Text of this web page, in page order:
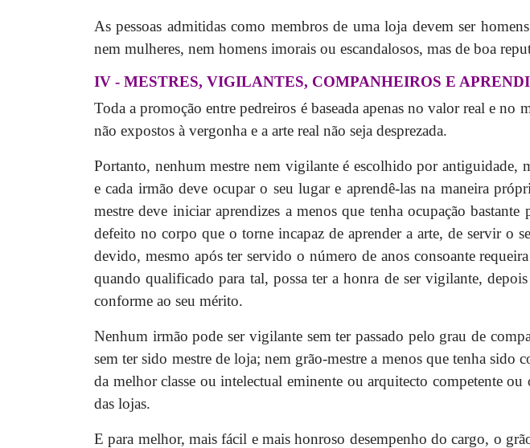
As pessoas admitidas como membros de uma loja devem ser
nem mulheres, nem homens imorais ou escandalosos, mas de boa
IV - MESTRES, VIGILANTES, COMPANHEIROS E
Toda a promoção entre pedreiros é baseada apenas no valor real e
não expostos à vergonha e a arte real não seja desprezada.
Portanto, nenhum mestre nem vigilante é escolhido por antiguidade,
e cada irmão deve ocupar o seu lugar e aprendê-las na maneira
mestre deve iniciar aprendizes a menos que tenha ocupação
defeito no corpo que o torne incapaz de aprender a arte, de servir o
devido, mesmo após ter servido o número de anos consoante
quando qualificado para tal, possa ter a honra de ser vigilante,
conforme ao seu mérito.
Nenhum irmão pode ser vigilante sem ter passado pelo grau de
sem ter sido mestre de loja; nem grão-mestre a menos que tenha sido
da melhor classe ou intelectual eminente ou arquitecto competente
das lojas.
E para melhor, mais fácil e mais honroso desempenho do cargo, o